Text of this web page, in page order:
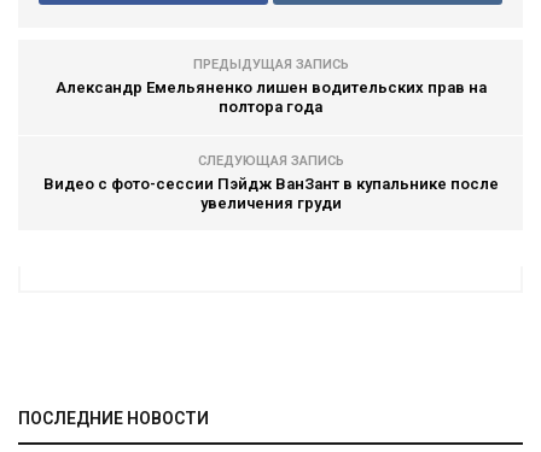
ПРЕДЫДУЩАЯ ЗАПИСЬ
Александр Емельяненко лишен водительских прав на
полтора года
СЛЕДУЮЩАЯ ЗАПИСЬ
Видео с фото-сессии Пэйдж ВанЗант в купальнике после
увеличения груди
ПОСЛЕДНИЕ НОВОСТИ